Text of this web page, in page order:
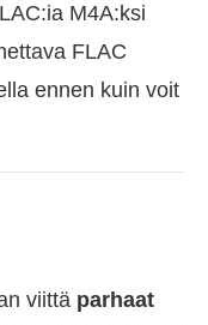
M4A:ksi
FLAC
ennen kuin voit
viittä parhaat